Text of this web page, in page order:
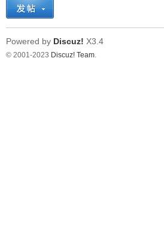
Powered by Discuz! X3.4
© 2001-2023 Discuz! Team.